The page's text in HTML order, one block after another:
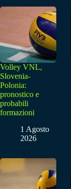
Volley VNL,
Slovenia-
Polonia:
pronostico e
probabili
formazioni
1 Agosto
2026